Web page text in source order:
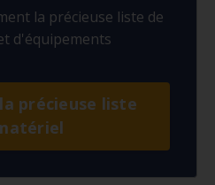
la précieuse liste de
d'équipements
précieuse liste